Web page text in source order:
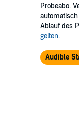
Probeabo.
Ablauf des
gelten.
Audible